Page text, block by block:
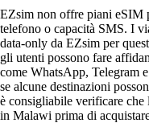
EZsim non offre piani eSIM
telefono o capacità SMS. I
data‑only da EZsim per
gli utenti possono fare
come WhatsApp, Telegram
se alcune destinazioni
è consigliabile verificare che
in Malawi prima di